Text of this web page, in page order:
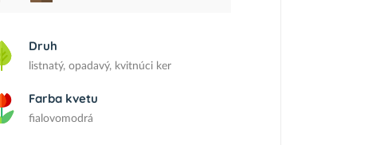
Druh
listnatý, opadavý, kvitnúci ker
Farba kvetu
fialovomodrá